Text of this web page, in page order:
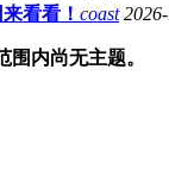
看看！ coast
围内尚无主题。